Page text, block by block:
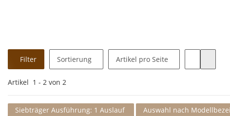
Filter Sortierung Artikel pro Seite
Artikel 1 - 2 von 2
Siebträger Ausführung: 1 Auslauf Auswahl nach